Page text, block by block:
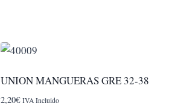
UNION MANGUERAS GRE 32-38
2,20€ IVA Incluido